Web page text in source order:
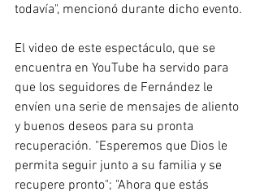
todavía", mencionó durante dicho evento.
El video de este espectáculo, que se
encuentra en YouTube ha servido para
que los seguidores de Fernández le
envíen una serie de mensajes de aliento
y buenos deseos para su pronta
recuperación. "Esperemos que Dios le
permita seguir junto a su familia y se
recupere pronto"; "Ahora que estás